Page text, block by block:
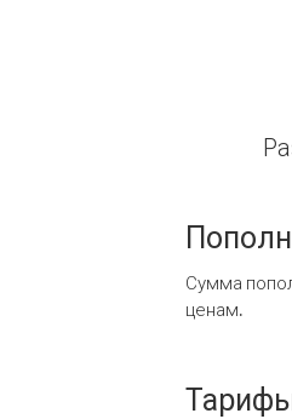
Сумма
ценам.